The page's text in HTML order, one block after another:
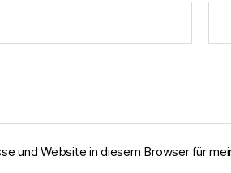
und Website in diesem Browser für